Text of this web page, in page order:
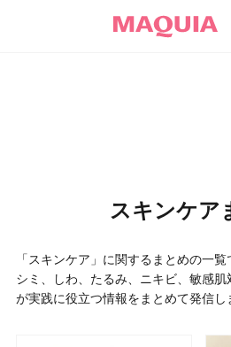
スキンケア
「スキンケア」に関するまとめの一覧
シミ、しわ、たるみ、ニキビ、敏感
が実践に役立つ情報をまとめて発信し